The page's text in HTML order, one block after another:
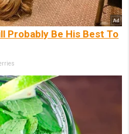
Probably Be His Best To